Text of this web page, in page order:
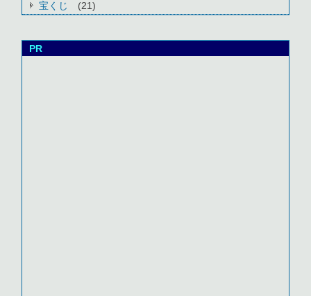
宝くじ (21)
PR